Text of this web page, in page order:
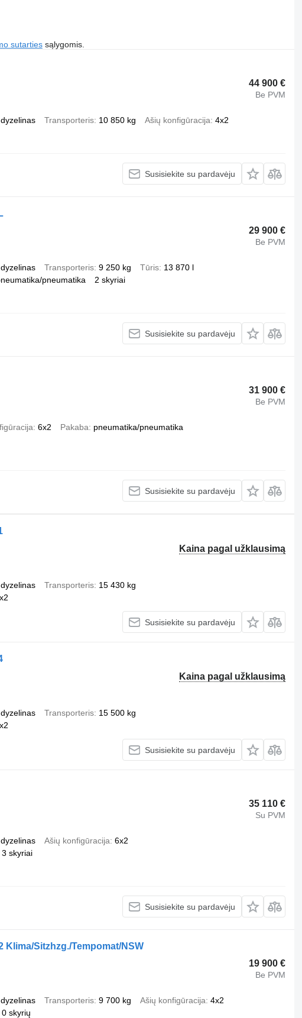
sutartiessąlygomis.
44 900 €
Be PVM
dyzelinas Transporteris 10 850 kg Ašių konfigūracija 4x2
Susisiekite su pardavėju
29 900 €
Be PVM
dyzelinas Transporteris 9 250 kg Tūris 13 870 l
pneumatika 2 skyriai
Susisiekite su pardavėju
31 900 €
Be PVM
6x2 Pakaba
pneumatika/pneumatika
Susisiekite su pardavėju
Kaina pagal užklausimą
dyzelinas Transporteris 15 430 kg
Susisiekite su pardavėju
Kaina pagal užklausimą
dyzelinas Transporteris 15 500 kg
Susisiekite su pardavėju
35 110 €
Su PVM
dyzelinas Ašių konfigūracija 6x2
3 skyriai
Susisiekite su pardavėju
Klima/Sitzhzg./Tempomat/NSW
19 900 €
Be PVM
dyzelinas Transporteris 9 700 kg Ašių konfigūracija 4x2
0 skyrių